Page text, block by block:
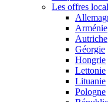
Les offres
Arménie
Autriche
Géorgie
Hongrie
Lettonie
Lituanie
Pologne